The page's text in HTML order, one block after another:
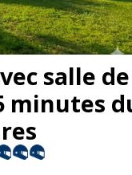
salle de
minutes